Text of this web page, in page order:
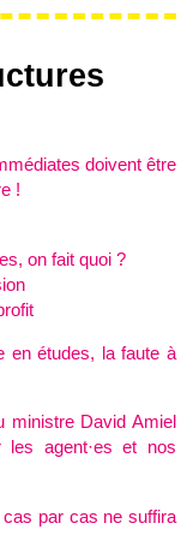
doivent être
!
on fait quoi ?
en études, la faute à
ministre David Amiel
agent·es et nos
par cas ne suffira